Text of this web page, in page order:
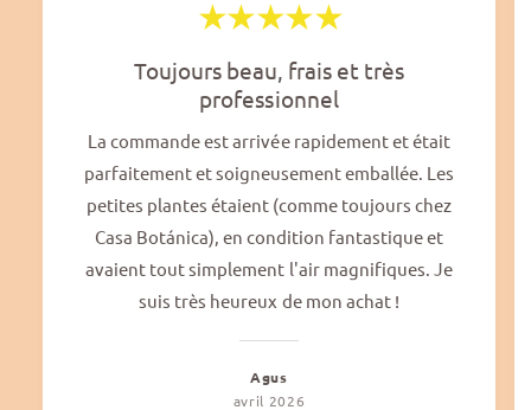
Toujours beau, frais et très
professionnel
La commande est arrivée rapidement et était
parfaitement et soigneusement emballée. Les
petites plantes étaient (comme toujours chez
Casa Botánica), en condition fantastique et
avaient tout simplement l'air magnifiques. Je
suis très heureux de mon achat !
Agus
avril 2026